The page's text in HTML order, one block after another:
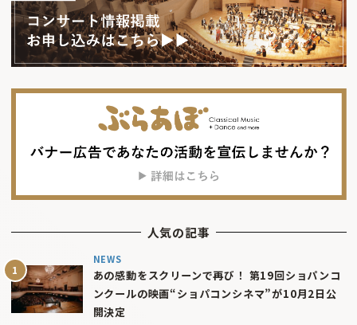
人気の記事
NEWS
あの感動をスクリーンで再び！ 第19回ショパンコ
ンクールの映画“ショパコンシネマ”が10月2日公
開決定